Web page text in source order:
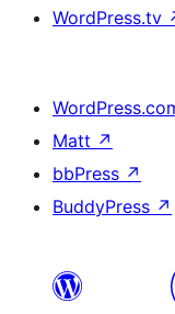
WordPress.tv
Matt ↗
bbPress ↗
BuddyPress ↗